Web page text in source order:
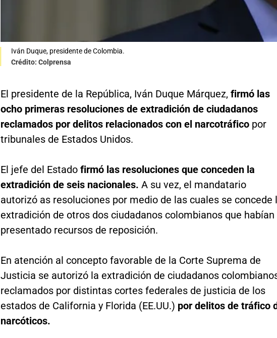
Iván Duque, presidente de Colombia.
Crédito: Colprensa
El presidente de la República, Iván Duque Márquez, firmó las
ocho primeras resoluciones de extradición de ciudadanos
reclamados por delitos relacionados con el narcotráfico por
tribunales de Estados Unidos.
El jefe del Estadofirmó las resoluciones que conceden la
extradición de seis nacionales. A su vez, el mandatario
autorizó as resoluciones por medio de las cuales se concede
extradición de otros dos ciudadanos colombianos que habían
presentado recursos de reposición.
En atención al concepto favorable de la Corte Suprema de
Justicia se autorizó la extradición de ciudadanos
reclamados por distintas cortes federales de justicia de los
estados de California y Florida (EE.UU.) por delitos de tráfico
narcóticos.